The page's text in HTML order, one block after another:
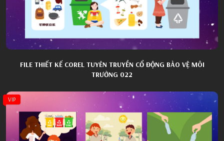
FILE THIẾT KẾ COREL TUYÊN TRUYỀN CỔ ĐỘNG BẢO VỆ MÔI
TRƯỜNG 022
VIP